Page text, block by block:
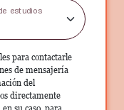
estudios
para contactarle
de mensajería
del
directamente